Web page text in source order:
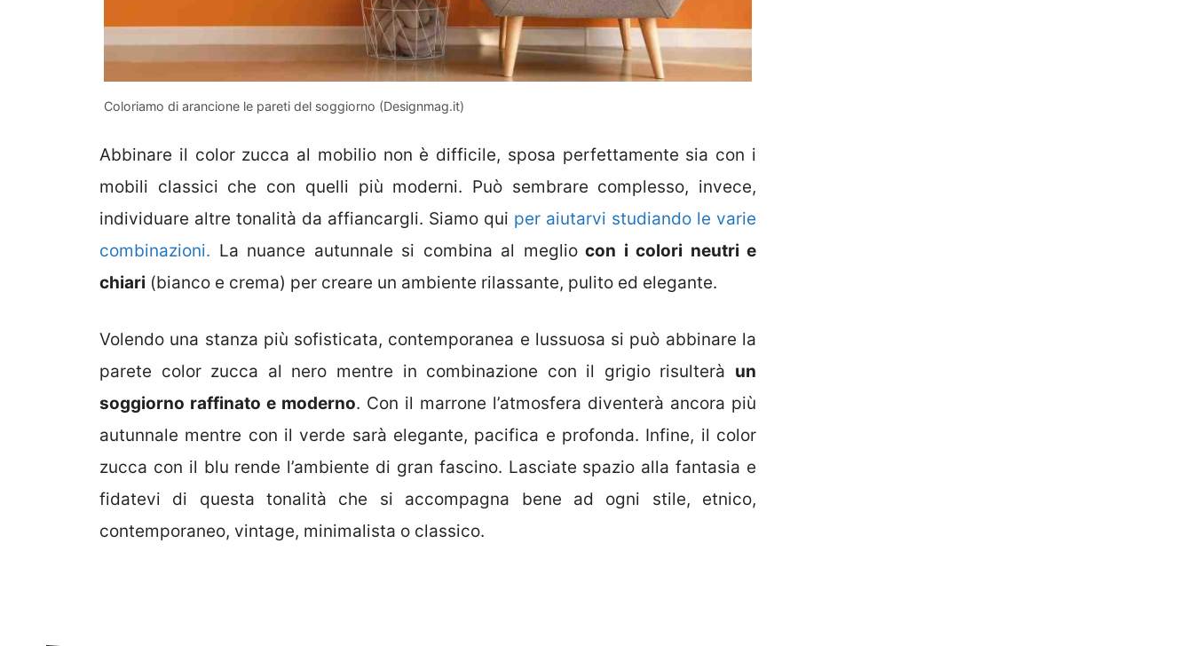
Coloriamo di arancione le pareti del soggiorno (Designmag.it)
Abbinare il color zucca al mobilio non è difficile, sposa perfettamente sia con i
mobili classici che con quelli più moderni. Può sembrare complesso, invece,
individuare altre tonalità da affiancargli. Siamo qui per aiutarvi studiando le varie
combinazioni. La nuance autunnale si combina al megliocon i colori neutri e
chiari (bianco e crema) per creare un ambiente rilassante, pulito ed elegante.
Volendo una stanza più sofisticata, contemporanea e lussuosa si può abbinare la
parete color zucca al nero mentre in combinazione con il grigio risulterà un
soggiorno raffinato e moderno. Con il marrone l’atmosfera diventerà ancora più
autunnale mentre con il verde sarà elegante, pacifica e profonda. Infine, il color
zucca con il blu rende l’ambiente di gran fascino. Lasciate spazio alla fantasia e
fidatevi di questa tonalità che si accompagna bene ad ogni stile, etnico,
contemporaneo, vintage, minimalista o classico.